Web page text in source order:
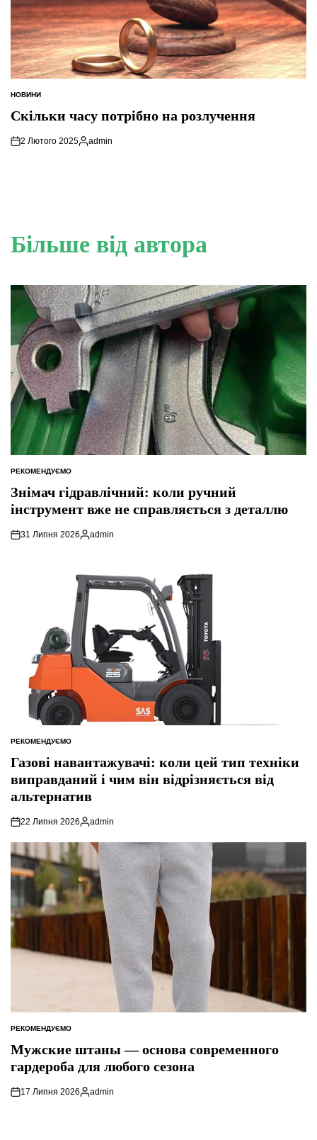
ОПУБЛІКУВАТИ
У
НОВИНИ
Скільки часу потрібно на розлучення
2 Лютого 2025
Опубліковано
admin
Більше від автора
ОПУБЛІКУВАТИ
У
РЕКОМЕНДУЄМО
Знімач гідравлічний: коли ручний
інструмент вже не справляється з деталлю
31 Липня 2026
Опубліковано
admin
ОПУБЛІКУВАТИ
У
РЕКОМЕНДУЄМО
Газові навантажувачі: коли цей тип техніки
виправданий і чим він відрізняється від
альтернатив
22 Липня 2026
Опубліковано
admin
ОПУБЛІКУВАТИ
У
РЕКОМЕНДУЄМО
Мужские штаны — основа современного
гардероба для любого сезона
17 Липня 2026
Опубліковано
admin